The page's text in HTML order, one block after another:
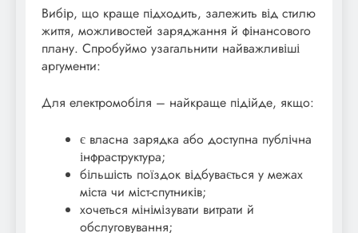
Вибір, що краще підходить, залежить від стилю
життя, можливостей заряджання й фінансового
плану. Спробуймо узагальнити найважливіші
аргументи:
Для електромобіля – найкраще підійде, якщо:
є власна зарядка або доступна публічна
інфраструктура;
більшість поїздок відбувається у межах
міста чи міст-спутників;
хочеться мінімізувати витрати й
обслуговування;